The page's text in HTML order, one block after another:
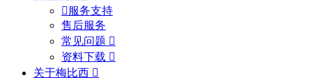
服务支持
售后服务
常见问题
资料下载
关于梅比西